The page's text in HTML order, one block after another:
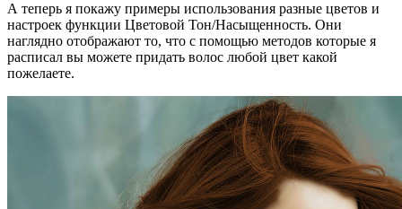
А теперь я покажу примеры использования разные цветов и
настроек функции Цветовой Тон/Насыщенность. Они
наглядно отображают то, что с помощью методов которые я
расписал вы можете придать волос любой цвет какой
пожелаете.